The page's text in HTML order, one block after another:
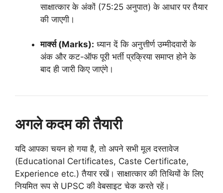
साक्षात्कार के अंकों (75:25 अनुपात) के आधार पर तैयार
की जाएगी।
मार्क्स (Marks): ध्यान दें कि अनुत्तीर्ण उम्मीदवारों के
अंक और कट-ऑफ पूरी भर्ती प्रक्रिया समाप्त होने के
बाद ही जारी किए जाएंगे।
अगले कदम की तैयारी
यदि आपका चयन हो गया है, तो अपने सभी मूल दस्तावेज
(Educational Certificates, Caste Certificate,
Experience etc.) तैयार रखें। साक्षात्कार की तिथियों के लिए
नियमित रूप से UPSC की वेबसाइट चेक करते रहें।